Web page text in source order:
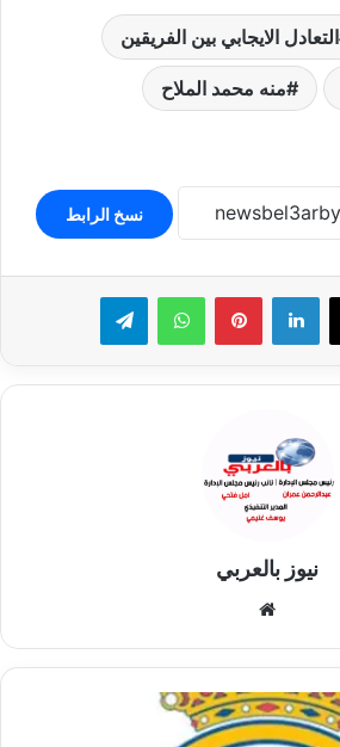
التعادل الايجابي بين الفريقين
منه محمد الملاح
نسخ الرابط
لينكدإن بينتيريستواتساب تيلقرام
نيوز بالعربي